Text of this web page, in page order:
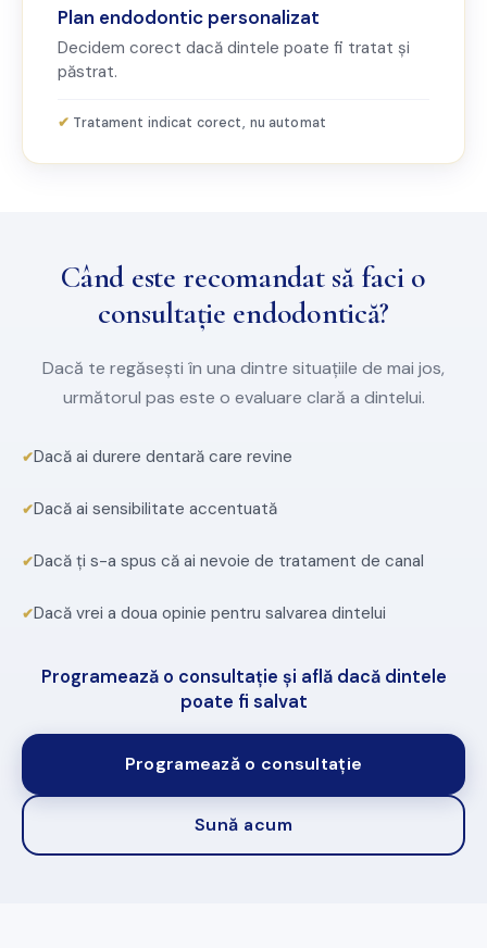
Plan endodontic personalizat
Decidem corect dacă dintele poate fi tratat și
păstrat.
Tratament indicat corect, nu automat
Când este recomandat să faci o
consultație endodontică?
Dacă te regăsești în una dintre situațiile de mai jos,
următorul pas este o evaluare clară a dintelui.
Dacă ai durere dentară care revine
Dacă ai sensibilitate accentuată
Dacă ți s-a spus că ai nevoie de tratament de canal
Dacă vrei a doua opinie pentru salvarea dintelui
Programează o consultație și află dacă dintele
poate fi salvat
Programează o consultație
Sună acum